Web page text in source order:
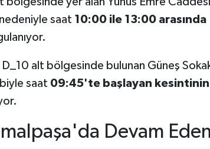
saat 10:00 ile 13:00 arasında
alt bölgesinde bulunan Güneş
saat 09:45'te başlayan kesintinin
Devam Eden